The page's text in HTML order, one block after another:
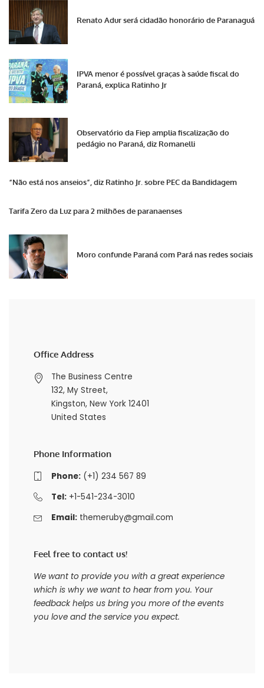
Renato Adur será cidadão honorário de Paranaguá
IPVA menor é possível graças à saúde fiscal do
Paraná, explica Ratinho Jr
Observatório da Fiep amplia fiscalização do
pedágio no Paraná, diz Romanelli
“Não está nos anseios”, diz Ratinho Jr. sobre PEC da Bandidagem
Tarifa Zero da Luz para 2 milhões de paranaenses
Moro confunde Paraná com Pará nas redes sociais
Office Address
The Business Centre
132, My Street,
Kingston, New York 12401
United States
Phone Information
Phone:(+1) 234 567 89
Tel:+1-541-234-3010
Email: themeruby@gmail.com
Feel free to contact us!
We want to provide you with a great experience
which is why we want to hear from you. Your
feedback helps us bring you more of the events
you love and the service you expect.